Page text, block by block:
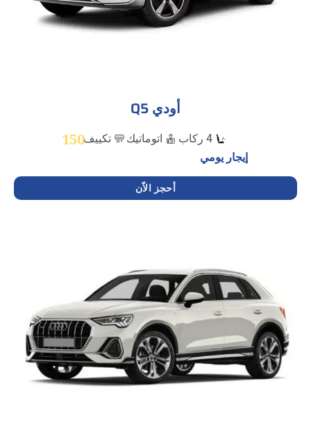
أودي Q5
اتوماتيك
تكييف
إيجار يومي
150
أحجز الاّن